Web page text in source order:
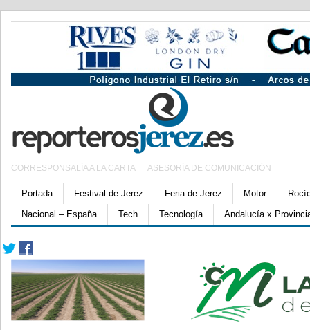
CORRESPONSALÍA A LA CARTA ASESORÍA DE COMUNICACIÓN
Portada Festival de Jerez Feria de Jerez Motor
Nacional – España
Tech Tecnología Andalucía x